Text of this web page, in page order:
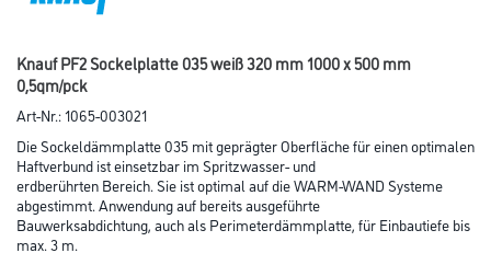
Knauf PF2 Sockelplatte 035 weiß 320 mm 1000 x 500 mm
0,5qm/pck
Art-Nr.:1065-003021
Die Sockeldämmplatte 035 mit geprägter Oberfläche für einen optimalen
Haftverbund ist einsetzbar im Spritzwasser- und
erdberührten Bereich. Sie ist optimal auf die WARM-WAND Systeme
abgestimmt. Anwendung auf bereits ausgeführte
Bauwerksabdichtung, auch als Perimeterdämmplatte, für Einbautiefe bis
max. 3 m.